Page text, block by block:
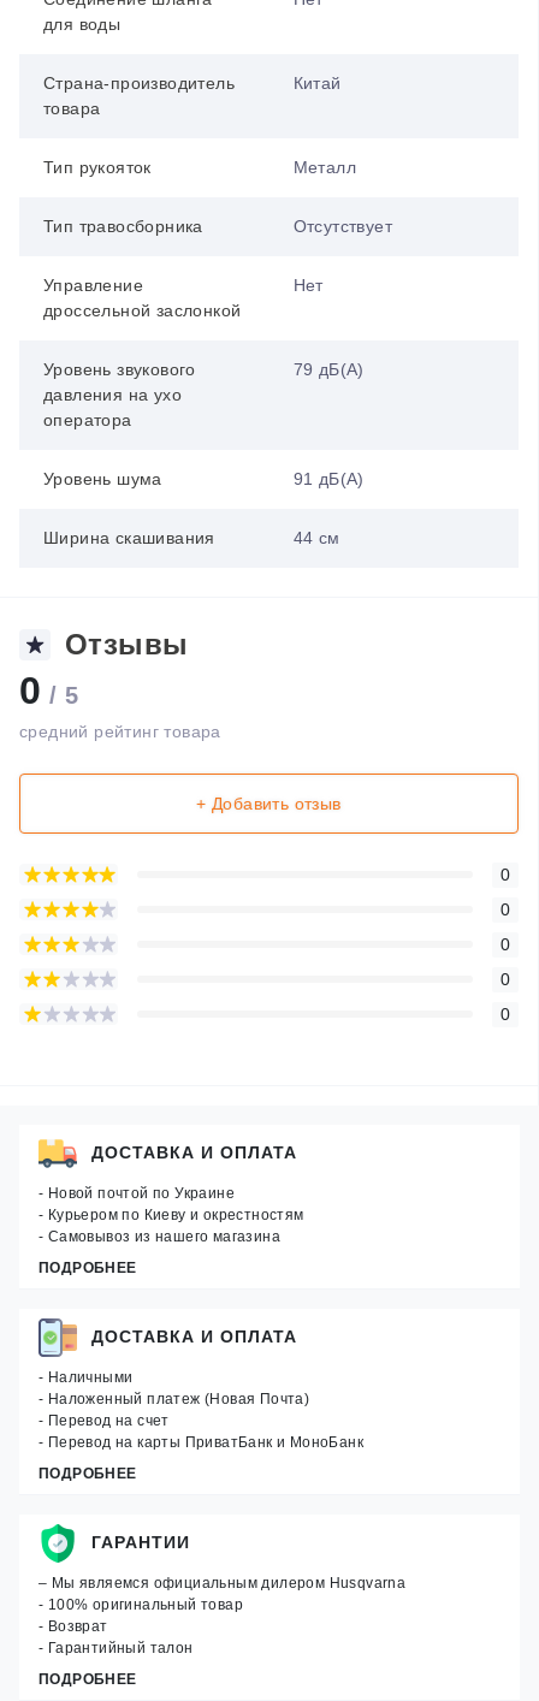
для воды
Страна-производитель
товара
Китай
Тип рукояток Металл
Тип травосборника Отсутствует
Управление
дроссельной заслонкой
Нет
Уровень звукового
давления на ухо
оператора
79 дБ(А)
Уровень шума 91 дБ(А)
Ширина скашивания 44 см
Отзывы
0 / 5
средний рейтинг товара
+ Добавить отзыв
0
0
0
0
0
ДОСТАВКА И ОПЛАТА
- Новой почтой по Украине
- Курьером по Киеву и окрестностям
- Самовывоз из нашего магазина
ПОДРОБНЕЕ
ДОСТАВКА И ОПЛАТА
- Наличными
- Наложенный платеж (Новая Почта)
- Перевод на счет
- Перевод на карты ПриватБанк и МоноБанк
ПОДРОБНЕЕ
ГАРАНТИИ
– Мы являемся официальным дилером Husqvarna
- 100% оригинальный товар
- Возврат
- Гарантийный талон
ПОДРОБНЕЕ